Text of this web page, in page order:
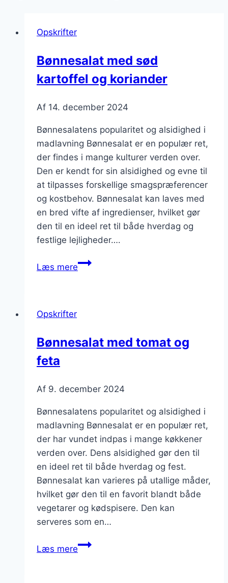
Opskrifter
Bønnesalat med sød
kartoffel og koriander
Af 14. december 2024
Bønnesalatens popularitet og alsidighed i
madlavning Bønnesalat er en populær ret,
der findes i mange kulturer verden over.
Den er kendt for sin alsidighed og evne til
at tilpasses forskellige smagspræferencer
og kostbehov. Bønnesalat kan laves med
en bred vifte af ingredienser, hvilket gør
den til en ideel ret til både hverdag og
festlige lejligheder….
Læs mereBønnesalat
Opskrifter
Bønnesalat med tomat og
feta
Af 9. december 2024
Bønnesalatens popularitet og alsidighed i
madlavning Bønnesalat er en populær ret,
der har vundet indpas i mange køkkener
verden over. Dens alsidighed gør den til
en ideel ret til både hverdag og fest.
Bønnesalat kan varieres på utallige måder,
hvilket gør den til en favorit blandt både
vegetarer og kødspisere. Den kan
serveres som en…
Læs mereBønnesalat